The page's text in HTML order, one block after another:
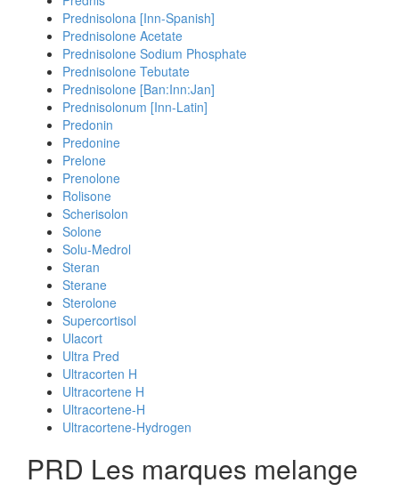
Prednisolona [Inn-Spanish]
Prednisolone Acetate
Prednisolone Sodium Phosphate
Prednisolone Tebutate
Prednisolone [Ban:Inn:Jan]
Prednisolonum [Inn-Latin]
Predonin
Predonine
Prelone
Prenolone
Rolisone
Scherisolon
Solone
Solu-Medrol
Steran
Sterane
Sterolone
Supercortisol
Ulacort
Ultra Pred
Ultracorten H
Ultracortene H
Ultracortene-H
Ultracortene-Hydrogen
PRD Les marques melange